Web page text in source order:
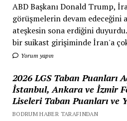
ABD Başkanı Donald Trump,
görüşmelerin devam edeceğini
ateşkesin sona erdiğini
bir suikast girişiminde İran'a
Yorum yapın
2026 LGS Taban Puanları
İstanbul, Ankara ve İzmir
Liseleri Taban Puanları ve
BODRUM HABER TARAFINDAN